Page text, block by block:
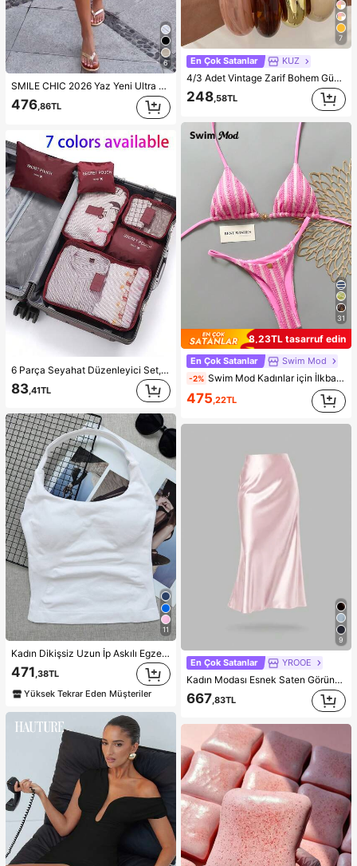
6
SMILE CHIC 2026 Yaz Yeni Ultra Düşük Bel Zarif Moda Düz Renk Şort (Kemer Dahil Değil) Beyaz, Y2K Estetiği
476,86TL
6 Parça Seyahat Düzenleyici Set, Seyahat Gereçleri, Seyahat Aksesuarları Çantası, Seyahat Çantası, İş Seyahati Çantası, Tatil Seyahati Çantası, Taşınabilir, Hafif, Yer Tasarrufu Sağlayan
83 ,41TL
11
Kadın Dikişsiz Uzun İp Askılı Egzersiz Üstü, Çıkarılabilir Dolgulu Dahili Sütyenli Spor Yoga Atlet, Athleisure
471 ,38TL
Yüksek Tekrar Eden Müşteriler
7
En Çok Satanlar KUZ
4/3 Adet Vintage Zarif Bohem Günlük Stil Kadın Çok Renkli Akrilik ve CCB Açık Bilezikler, Günlük Kullanım, Partiler, Toplantılar, Yaz Plaj Tatilleri, Seyahat ve Tatil Hediyeleri İçin Uygun
248,58TL
31
8,23TL tasarruf edin
En Çok Satanlar Swim Mod
-2% Swim Mod Kadınlar için İlkbahar/Yaz Yeni Özel Kumaş Metal Detaylı V Yaka Askılı Sırtı Açık Üçgen Bikini Üstü ve Altı 2 Parça Mayo Takımı İki Parça Set Pembe Bikini Çizgili Bikini
475,22TL
9
En Çok Satanlar YROOE
Kadın Modası Esnek Saten Görünümlü Saten Maxi Etek, Her Mevsim İçin Uygun, Pembe Zarif Bahar
667,83TL